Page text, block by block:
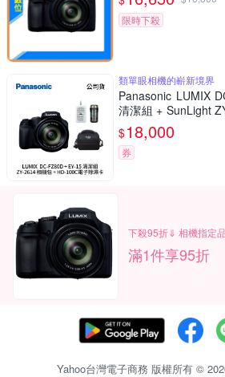
限時下殺
類單眼相機的嶄新境界
Panasonic LUMIX
清潔組 + SunLight
瑪 HD-100C電子除
$18,000
券
下殺95折⇓ 相機指定品
滿1件享95折
Yahoo台灣電子商務 版權所有 ©